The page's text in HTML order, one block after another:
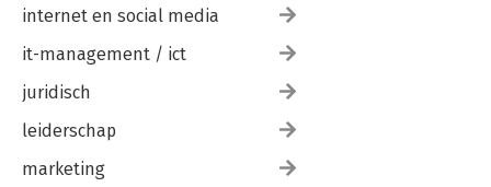
internet en social media
it-management / ict
juridisch
leiderschap
marketing